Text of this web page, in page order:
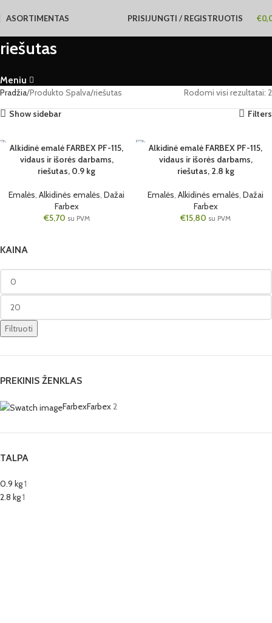
ASORTIMENTAS PRISIJUNGTI / REGISTRUOTIS €
riešutas
Meniu
KAINA
Filtruoti
PREKINIS ŽENKLAS
FarbexFarbex2
TALPA
0.9 kg1
2.8 kg1
Pradžia Produkto Spalva riešutas
Rodomi visi rezultatai: 2
Show sidebar
Filters
RIEŠUTAS
Alkidinė emalė FARBEX PF-115,
vidaus ir išorės darbams,
riešutas, 0.9 kg
Emalės, Alkidinės emalės, Dažai
Farbex
€5,70 su PVM
RIEŠUTAS
Alkidinė emalė FARBEX PF-115,
vidaus ir išorės darbams,
riešutas, 2.8 kg
Emalės, Alkidinės emalės, Dažai
Farbex
€15,80 su PVM